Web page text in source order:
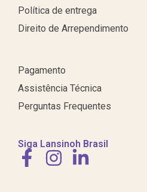
Política de entrega
Direito de Arrependimento
Pagamento
Assistência Técnica
Perguntas Frequentes
Siga Lansinoh Brasil